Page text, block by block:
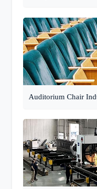
Auditorium Chair